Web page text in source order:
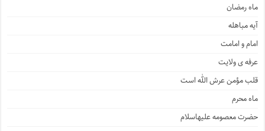
ماه رمضان
آیه مباهله
امام و امامت
عرفه ی ولایت
قلب مؤمن عرش الله است
ماه محرم
حضرت معصومه علیهاسلام